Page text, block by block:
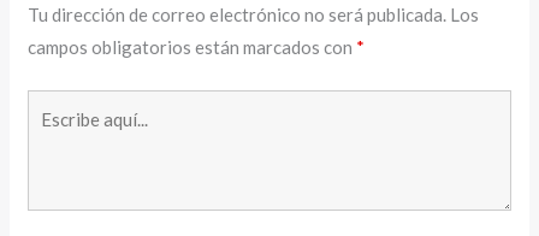
Tu dirección de correo electrónico no será publicada. Los
campos obligatorios están marcados con *